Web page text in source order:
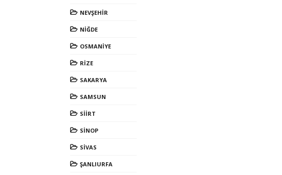
NEVŞEHİR
NİĞDE
OSMANİYE
RİZE
SAKARYA
SAMSUN
SİİRT
SİNOP
SİVAS
ŞANLIURFA